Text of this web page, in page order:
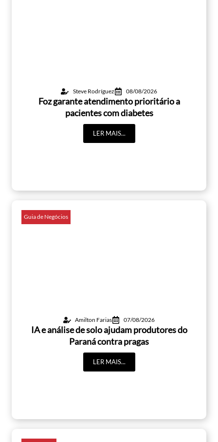
Steve Rodríguez 08/08/2026
Foz garante atendimento prioritário a
pacientes com diabetes
LER MAIS...
Guia de Negócios
Amilton Farias 07/08/2026
IA e análise de solo ajudam produtores do
Paraná contra pragas
LER MAIS...